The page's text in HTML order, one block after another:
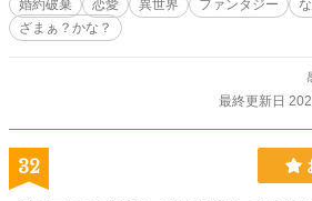
婚約破棄 恋愛 異世界 ファンタジー
ざまぁ？かな？
最終更新日
32